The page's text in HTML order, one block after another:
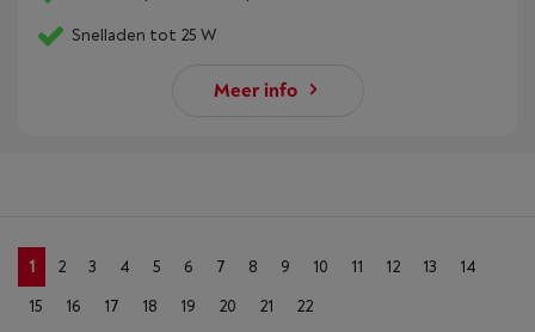
Snelladen tot 25 W
Meer info
1 2 3 4 5 6 7 8 9 10 11 12 13
14
15
16 17 18 19 20 21 22